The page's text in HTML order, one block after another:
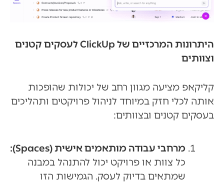
היתרונות המרכזיים של ClickUp לעסקים קטנים
וצוותים
קליקאפ מציעה מגוון רחב של יכולות שהופכות
אותה לכלי חזק במיוחד לניהול פרויקטים ותהליכים
בעסקים קטנים ובצוותים:
מרחבי עבודה מותאמים אישית (Spaces):
כל צוות או פרויקט יכול להתנהל במבנה
שמתאים בדיוק לעסק. הגמישות הזו